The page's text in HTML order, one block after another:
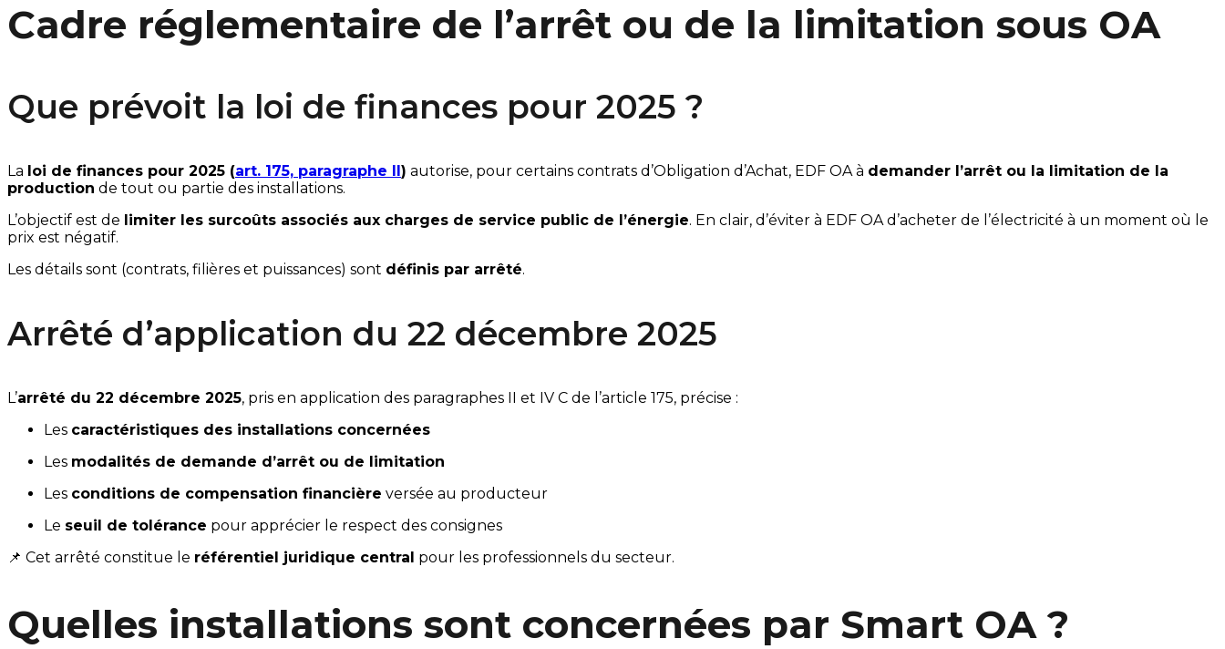
Cadre réglementaire de l’arrêt ou de la limitation sous OA
Que prévoit la loi de finances pour 2025 ?
La loi de finances pour 2025 (art. 175, paragraphe II) autorise, pour certains contrats d’Obligation d’Achat, EDF OA à demander l’arrêt ou la limitation de la
production de tout ou partie des installations.
L’objectif est de limiter les surcoûts associés aux charges de service public de l’énergie. En clair, d’éviter à EDF OA d’acheter de l’électricité à un moment où le
prix est négatif.
Les détails sont (contrats, filières et puissances) sont définis par arrêté.
Arrêté d’application du 22 décembre 2025
L’arrêté du 22 décembre 2025, pris en application des paragraphes II et IV C de l’article 175, précise :
Les caractéristiques des installations concernées
Les modalités de demande d’arrêt ou de limitation
Les conditions de compensation financière versée au producteur
Le seuil de tolérance pour apprécier le respect des consignes
📌 Cet arrêté constitue le référentiel juridique central pour les professionnels du secteur.
Quelles installations sont concernées par Smart OA ?